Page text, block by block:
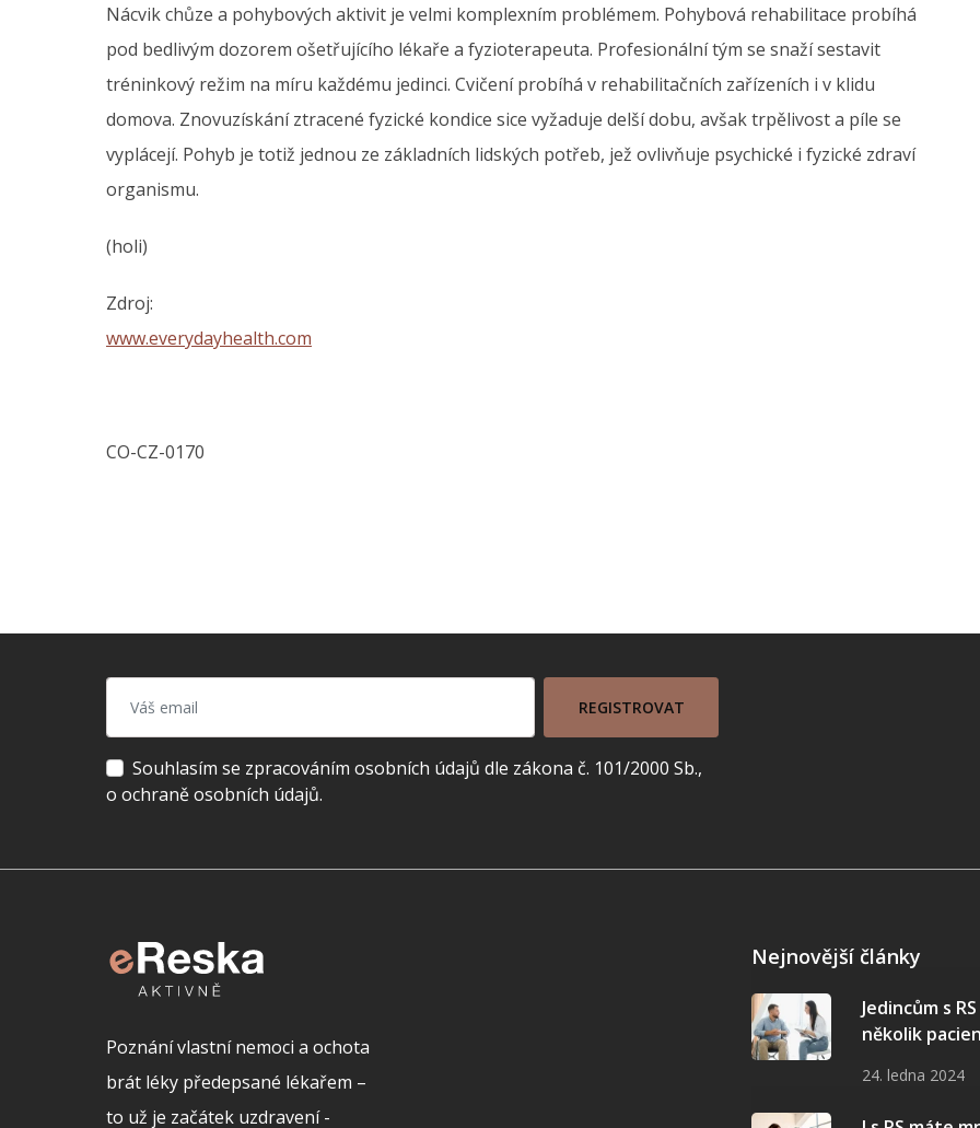
Nácvik chůze a pohybových aktivit je velmi komplexním problémem. Pohybová rehabilitace probíhá
pod bedlivým dozorem ošetřujícího lékaře a fyzioterapeuta. Profesionální tým se snaží sestavit
tréninkový režim na míru každému jedinci. Cvičení probíhá v rehabilitačních zařízeních i v klidu
domova. Znovuzískání ztracené fyzické kondice sice vyžaduje delší dobu, avšak trpělivost a píle se
vyplácejí. Pohyb je totiž jednou ze základních lidských potřeb, jež ovlivňuje psychické i fyzické zdraví
organismu.
(holi)
Zdroj:
www.everydayhealth.com
CO-CZ-0170
REGISTROVAT
Souhlasím se zpracováním osobních údajů dle zákona č. 101/2000 Sb.,
o ochraně osobních údajů.
Poznání vlastní nemoci a ochota
brát léky předepsané lékařem –
to už je začátek uzdravení -
Nejnovější články
Jedincům s
několik
24. ledna 2024